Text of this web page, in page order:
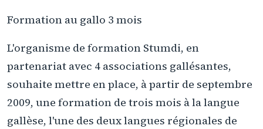
Formation au gallo 3 mois
L'organisme de formation Stumdi, en
partenariat avec 4 associations gallésantes,
souhaite mettre en place, à partir de septembre
2009, une formation de trois mois à la langue
gallèse, l'une des deux langues régionales de